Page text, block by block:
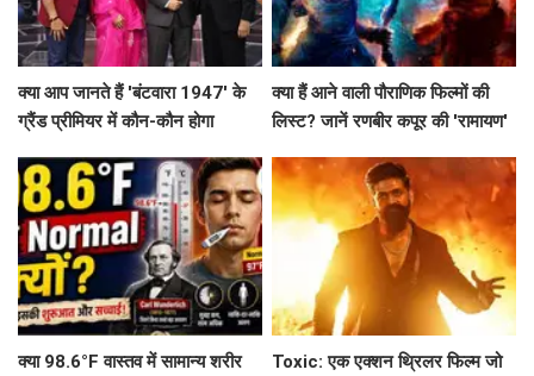
क्या आप जानते हैं 'बंटवारा 1947' के
ग्रैंड प्रीमियर में कौन-कौन होगा
क्या हैं आने वाली पौराणिक फिल्मों की
लिस्ट? जानें रणबीर कपूर की 'रामायण'
क्या 98.6°F वास्तव में सामान्य शरीर Toxic: एक एक्शन थ्रिलर फिल्म जो